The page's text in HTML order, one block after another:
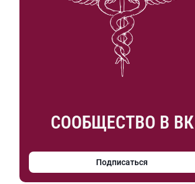
СООБЩЕСТВО В ВК
Подписаться